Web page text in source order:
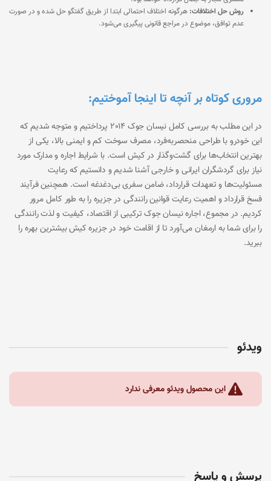
روش حل اختلافات: هرگونه اختلاف احتمالی ابتدا از طریق گفتگو حل شده و در صورت
عدم توافق، موضوع در مراجع قانونی پیگیری می‌شود.
مروری کوتاه بر آنچه تا اینجا آموختیم:
در این مطلب به بررسی کامل نیسان جوک 2014 پرداختیم و متوجه شدیم که
این خودرو با طراحی منحصربه‌فرد، مصرف سوخت کم و ایمنی بالا، یکی از
بهترین انتخاب‌ها برای گشت‌وگذار در کیش است. با شرایط اجاره و مدارک مورد
نیاز برای گردشگران ایرانی و خارجی آشنا شدیم و دانستیم که رعایت
مسئولیت‌ها و تعهدات قرارداد، ضامن سفری بی‌دغدغه است. همچنین فرآیند
فسخ قرارداد و اهمیت رعایت قوانین رانندگی در جزیره را به طور کامل مرور
کردیم. در مجموع، اجاره نیسان جوک ترکیبی از اقتصاد، کیفیت و لذت رانندگی
را برای شما به ارمغان می‌آورد تا از اقامت خود در جزیره کیش بیشترین بهره را
ببرید.
ویدئو
این محصول ویدئو معرفی ندارد
پرسش و پاسخ